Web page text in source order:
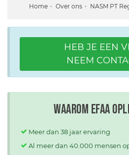
Home Over ons NASM PT
HEB JE EEN
NEEM
Waarom EFAA
Meer dan 38 jaar ervaring
Al meer dan 40.000 mensen